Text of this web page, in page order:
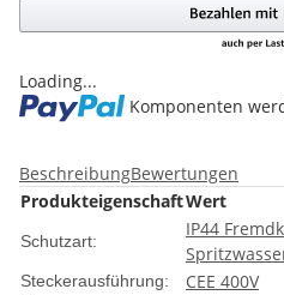
Loading...
Komponenten
BeschreibungBewertungen
ProdukteigenschaftWert
Schutzart:
IP44
Steckerausführung: CEE 400V